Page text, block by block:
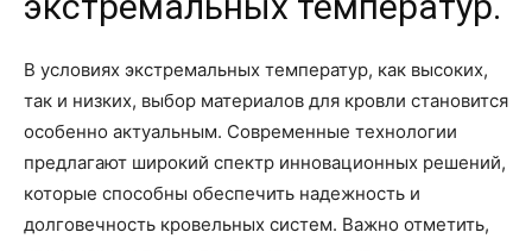
В условиях экстремальных температур, как высоких,
так и низких, выбор материалов для кровли становится
особенно актуальным. Современные технологии
предлагают широкий спектр инновационных решений,
которые способны обеспечить надежность и
долговечность кровельных систем. Важно отметить,